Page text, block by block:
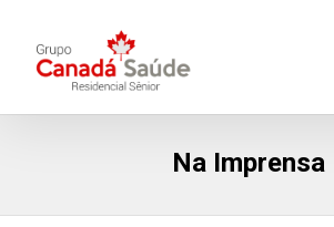
Na Imprensa